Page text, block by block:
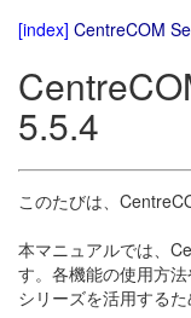
[index] CentreCOM
5.5.4
このたびは、
本マニュアルでは、
す。各機能の使用方
シリーズを活用する